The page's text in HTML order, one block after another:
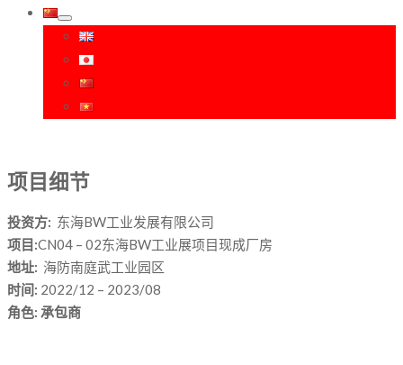
项目细节
投资方: 东海BW工业发展有限公司
项目:CN04 – 02东海BW工业展项目现成厂房
地址: 海防南庭武工业园区
时间: 2022/12 – 2023/08
角色: 承包商